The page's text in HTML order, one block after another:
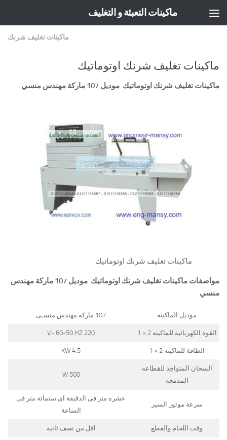
ماكينات التعبئة و التغليف
ماكينات تغليف شرنك
ماكينات تغليف شرنك اوتوماتيك
ماكينات تغليف شرنك اوتوماتيك موديل 107 ماركة مهندس منسي
ماكينات تغليف شرنك اوتوماتيك
مواصفات ماكينات تغليف شرنك اوتوماتيك
موديل 107 ماركة مهندس
منسي
موديل الماكينة 107 ماركة مهندس منسـى
القوة الكهربائية للماكينه 2 × 1 220 V- 60-50 HZ
الطاقة للماكينه 2 × 1 4.5 KW
السخان المتواجد للقطاعه
المدمجه
500 W
سرعة موتور السير
عشره متر فى الدقيقة اى ستمائة متر فى
الساعة
وقت اللحام والقطع اقل من نصف ثانية